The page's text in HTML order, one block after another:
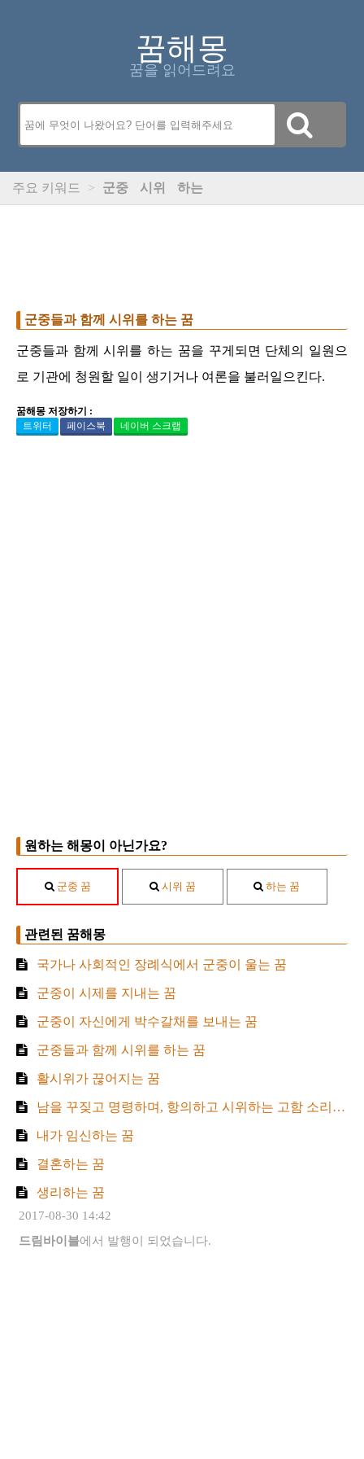
꿈해몽
꿈을 읽어드려요
주요 키워드 > 군중 시위 하는
군중들과 함께 시위를 하는 꿈
군중들과 함께 시위를 하는 꿈을 꾸게되면 단체의 일원으
로 기관에 청원할 일이 생기거나 여론을 불러일으킨다.
꿈해몽 저장하기 :
트위터
페이스북 네이버 스크랩
원하는 해몽이 아닌가요?
군중 꿈 시위 꿈 하는 꿈
관련된 꿈해몽
국가나 사회적인 장례식에서 군중이 울는 꿈
군중이 시제를 지내는 꿈
군중이 자신에게 박수갈채를 보내는 꿈
군중들과 함께 시위를 하는 꿈
활시위가 끊어지는 꿈
남을 꾸짖고 명령하며, 항의하고 시위하는 고함 소리를 듣는 꿈
내가 임신하는 꿈
결혼하는 꿈
생리하는 꿈
2017-08-30 14:42
드림바이블에서 발행이 되었습니다.